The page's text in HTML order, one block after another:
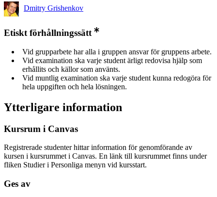
Dmitry Grishenkov
Etiskt förhållningssätt
Vid grupparbete har alla i gruppen ansvar för gruppens arbete.
Vid examination ska varje student ärligt redovisa hjälp som
erhållits och källor som använts.
Vid muntlig examination ska varje student kunna redogöra för
hela uppgiften och hela lösningen.
Ytterligare information
Kursrum i Canvas
Registrerade studenter hittar information för genomförande av
kursen i kursrummet i Canvas. En länk till kursrummet finns under
fliken Studier i Personliga menyn vid kursstart.
Ges av